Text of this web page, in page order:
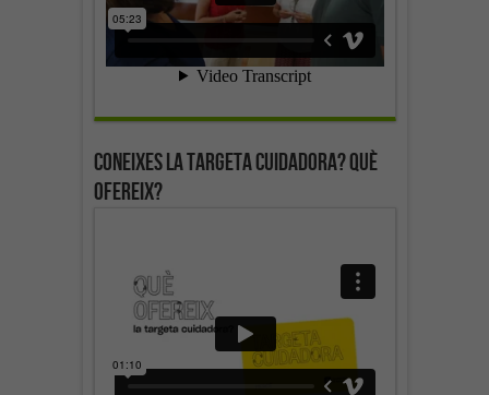
Coneixes la targeta cuidadora? Què
ofereix?